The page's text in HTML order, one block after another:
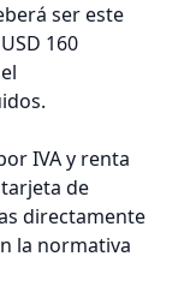
ser este
160
IVA y renta
de
directamente
la normativa